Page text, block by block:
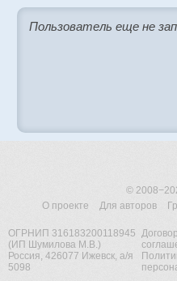
Пользователь еще не
©
О проекте
Для авторов
ОГРНИП 316183200118945
(ИП Шумилова М.В.)
Россия, 426077 Ижевск, а/я
5098